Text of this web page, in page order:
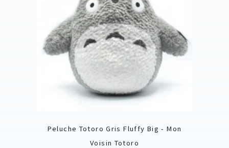
Peluche Totoro Gris Fluffy Big - Mon
Voisin Totoro